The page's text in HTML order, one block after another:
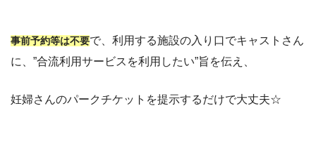
事前予約等は不要で、利用する施設の入り口でキャストさん
に、”合流利用サービスを利用したい”旨を伝え、
妊婦さんのパークチケットを提示するだけで大丈夫☆